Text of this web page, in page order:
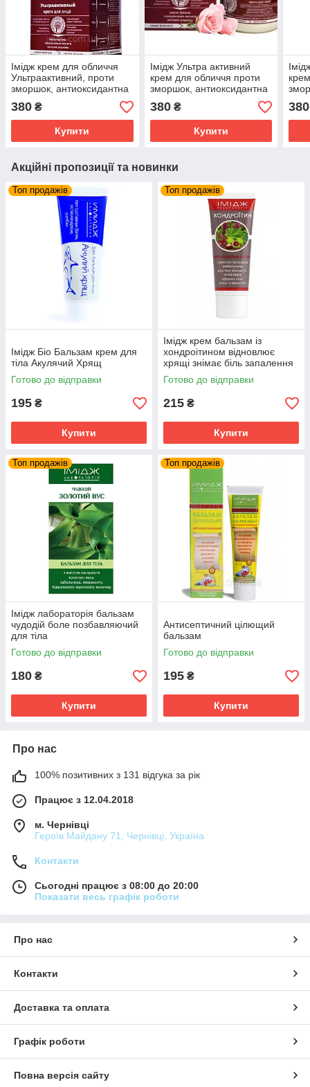
Імідж крем для обличчя
Ультраактивний, проти
зморшок, антиоксидантна
дія, ефект ліфтінга,
гіалурон
380 ₴
Купити
Імідж Ультра активний
крем для обличчя проти
зморшок, антиоксидантна
дія, розгладжує глибокі
зморшки
380₴
Купити
дія,
380
Акційні пропозиції та новинки
Топ продажів
Імідж Біо Бальзам крем для
тіла Акулячий Хрящ
Готово до відправки
195 ₴
Купити
Топ продажів
Імідж крем бальзам із
хондроітином відновлює
хрящі знімає біль запалення
суглобів та м'язів
Готово до відправки
215 ₴
Купити
Топ продажів
Імідж лабораторія бальзам
чудодій боле позбавляючий
для тіла
Готово до відправки
180 ₴
Купити
Топ продажів
Антисептичний цілющий
бальзам
Готово до відправки
195 ₴
Купити
Про нас
100% позитивних з 131 відгука за рік
Працює з 12.04.2018
м. Чернівці
Героїв Майдану 71, Чернівці, Україна
Контакти
Сьогодні працює з 08:00 до 20:00
Показати весь графік роботи
Про нас
Контакти
Доставка та оплата
Графік роботи
Повна версія сайту